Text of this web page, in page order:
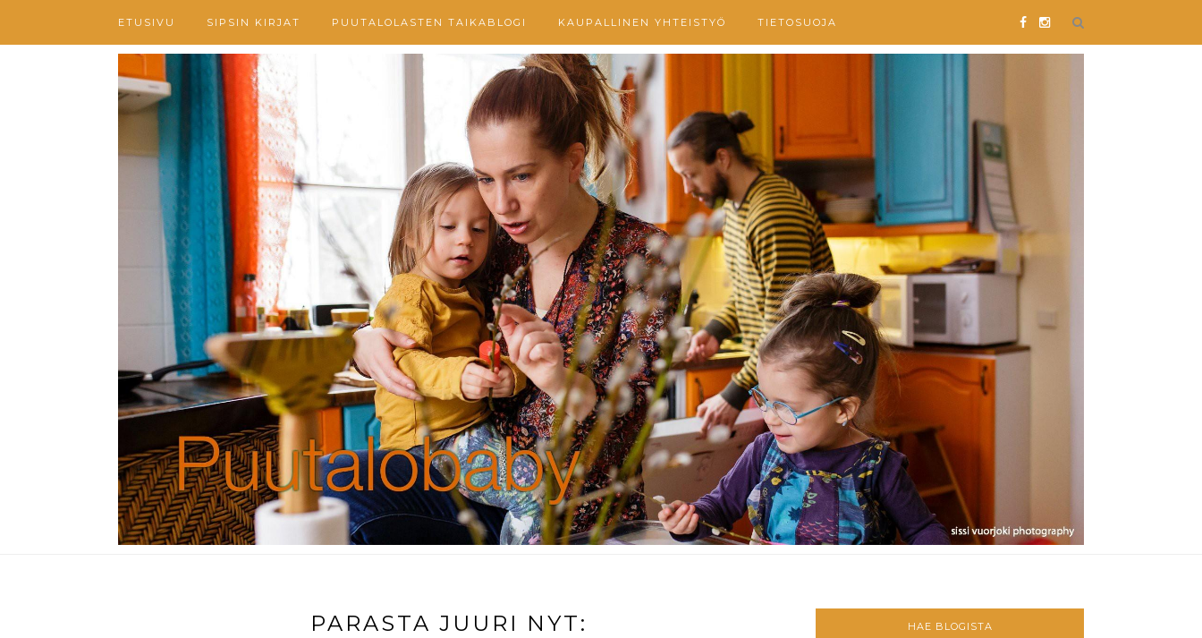
ETUSIVU SIPSIN KIRJAT PUUTALOLASTEN TAIKABLOGI KAUPALLINEN YHTEISTYÖ TIETOSUOJA
PARASTA JUURI NYT:
HAE BLOGISTA